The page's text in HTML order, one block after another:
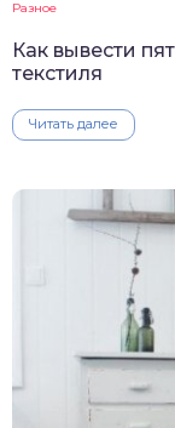
Разное
Как вывести
текстиля
Читать далее